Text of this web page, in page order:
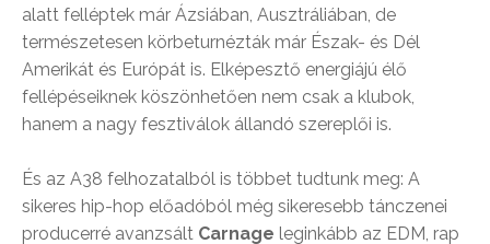
alatt felléptek már Ázsiában, Ausztráliában, de
természetesen körbeturnézták már Észak- és Dél
Amerikát és Európát is. Elképesztő energiájú élő
fellépéseiknek köszönhetően nem csak a klubok,
hanem a nagy fesztiválok állandó szereplői is.
És az A38 felhozatalból is többet tudtunk meg: A
sikeres hip-hop előadóból még sikeresebb tánczenei
producerré avanzsált Carnage leginkább az EDM, rap